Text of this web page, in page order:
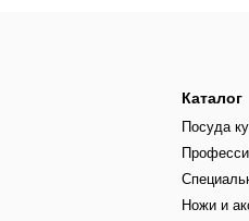
Каталог
Посуда
Ножи и